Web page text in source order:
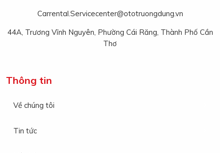
Thông tin
Về chúng tôi
Tin tức
Carrental.Servicecenter@ototruongdung.vn
44A, Trương Vĩnh Nguyên, Phường Cái Răng, Thành Phố Cần
Thơ